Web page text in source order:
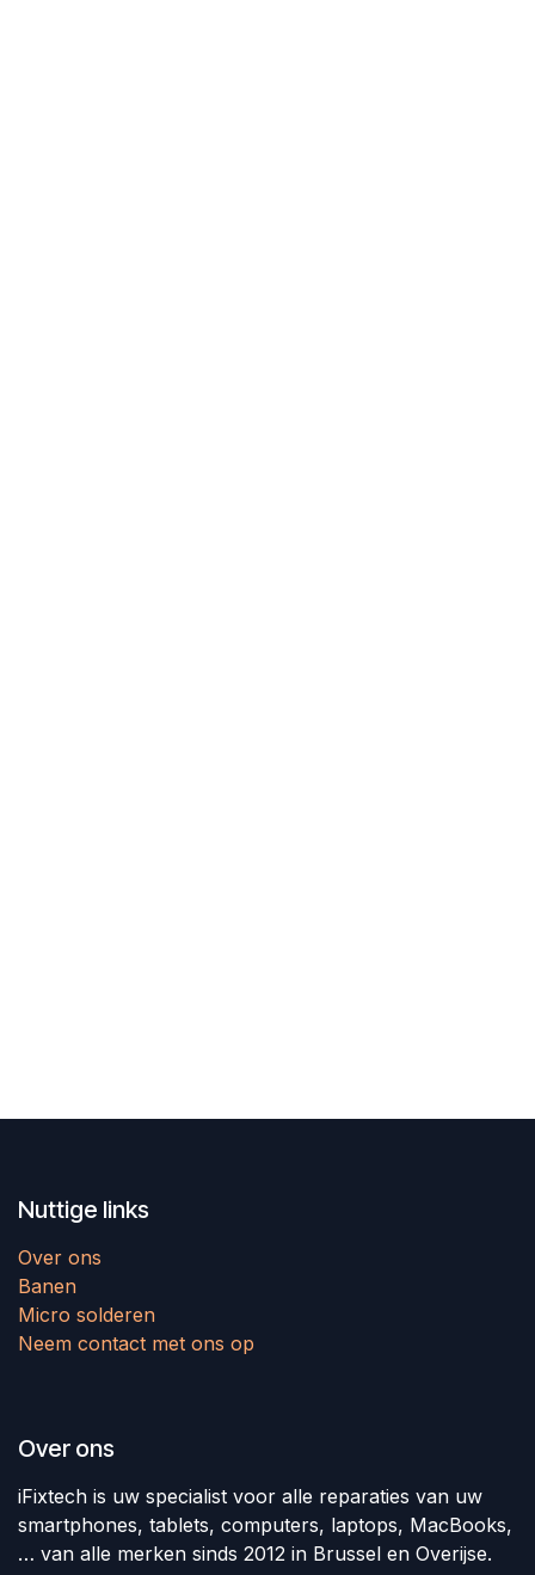
Nuttige links
Over ons
Banen
Micro solderen
Neem contact met ons op
Over ons
iFixtech is uw specialist voor alle reparaties van uw
smartphones, tablets, computers, laptops, MacBooks,
… van alle merken sinds 2012 in Brussel en Overijse.